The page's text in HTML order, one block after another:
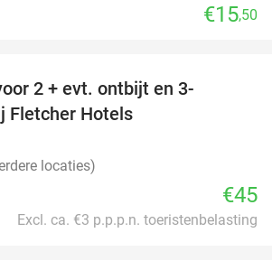
€15,50
2 + evt. ontbijt en 3-
Fletcher Hotels
locaties)
€45
Excl. ca. €3 p.p.p.n. toeristenbelasting